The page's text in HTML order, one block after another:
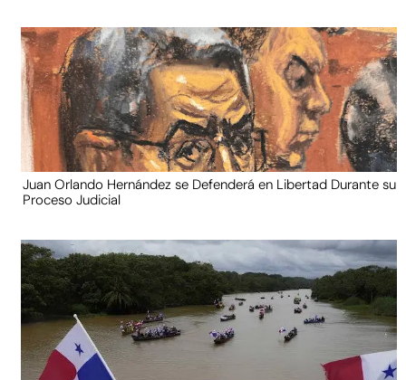
Juan Orlando Hernández se Defenderá en Libertad Durante su
Proceso Judicial